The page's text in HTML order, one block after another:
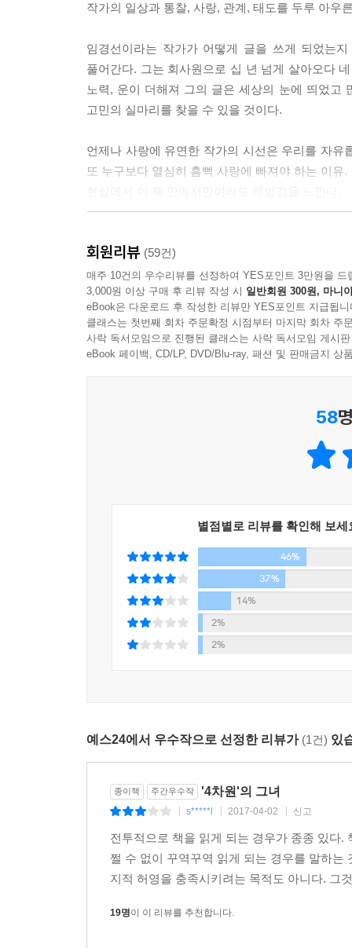
다. 추진 동력을 가지려면 그 일을 해보고 싶다는
제한되어 있음을 인식해야 한다. 그
모든 것을 감안해야 겨우 일 B를 꿈꿔볼 자격이 주
--- p.95
아이는 어쩌면 그저 이 세상에 태어나준 것만으로
미 평생 할 효도는 다 했다고도 한다. 아무튼 아이
간혹 어떤 사람들에게 결혼을 하지 않는다는 것은
자 죽어갈까 봐 두렵다. 하지만 그건 걱정할 필요
혼자 죽어간다. 가족으로 보장받는 것은 무엇 하나
결혼해서 아이를 가지는 삶. 결혼해도 아이를 가
구들과 공동체를 이루며 사는 삶. 현재로서는 그
멈추고 만족하며 안주할 수 있는 지점은 애초에
이제 와서 글을 쓰게 된 계기 따위, 작가의 출신
애초의 목적이 불순했더라도 이제는 아무래도
작가의 일상과 통찰, 사랑, 관계, 태도를 두루 아우
임경선이라는 작가가 어떻게 글을 쓰게 되었는
풀어간다. 그는 회사원으로 십 년 넘게 살아오다
노력, 운이 더해져 그의 글은 세상의 눈에 띄었고
고민의 실마리를 찾을 수 있을 것이다.
언제나 사랑에 유연한 작가의 시선은 우리를 자
또 누구보다 열심히 흠뻑 사랑에 빠져야 하는 이
성실함·공정함에 더해 이것들의 궁극적인 태도
구속해야 하는 일들, 이 책은 자신의 인생에 풀리
나는 지금 어디에 서 있고 앞으로 어디로 가려고 하
스스로에게 묻고 싶은 질문들은 많지만 여전히
얻어내기 위해서는 직접 부딪혀보고 발을 깊이
일에 몰두하거나 새롭게 집중할 수 있는 무언가
리가 없어’라고 말하고 싶은 기분도 이해하지만 포
진정 나답기 위한 용기
“지금의 나보다 더 나아지기 위해서라면”
무엇보다 우리는 임경선 작가가 삶을 대하는 자
들여다본다는 것을 의미한다. 이 나라에서, 한
여기 태어난 것일지 모른다.
한 개인이 사회와 자신의 환경을 돌아보고 ‘나’
보여주는 책이다.
자유란 무엇일까.
내 마음과 영혼이 시키는 일을 내 몸이 자연스럽
회원리뷰 (59건)
매주 10건의 우수리뷰를 선정하여 YES포인트 3만원을 드
3,000원 이상 구매 후 리뷰 작성 시 일반회원 300원, 마니
eBook은 다운로드 후 작성한 리뷰만 YES포인트 지급됩니
클래스는 첫번째 회차 주문확정 시점부터 마지막 회차 주
사락 독서모임으로 진행된 클래스는 사락 독서모임 게시
eBook 페이백, CD/LP, DVD/Blu-ray, 패션 및 판매금지 상
58
별점별로 리뷰를 확인해 보세
46%
37%
14%
2%
2%
예스24에서 우수작으로 선정한 리뷰가 (1건) 있
종이책 주간우수작 '4차원'의 그녀
s*****l 2017-04-02 신고
전투적으로 책을 읽게 되는 경우가 종종 있다
쩔 수 없이 꾸역꾸역 읽게 되는 경우를 말하
지적 허영을 충족시키려는 목적도 아니다. 그
19명이 이 리뷰를 추천합니다.